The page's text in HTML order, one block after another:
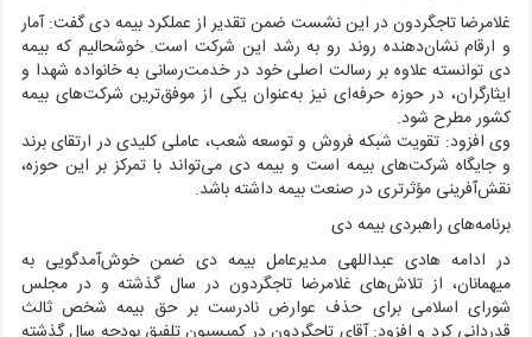
غلامرضا تاجگردون در این نشست ضمن تقدیر از عملکرد بیمه دی گفت: آمار
و ارقام نشان‌دهنده روند رو به رشد این شرکت است. خوشحالیم که بیمه
دی توانسته علاوه بر رسالت اصلی خود در خدمت‌رسانی به خانواده شهدا و
ایثارگران، در حوزه حرفه‌ای نیز به‌عنوان یکی از موفق‌ترین شرکت‌های بیمه
کشور مطرح شود.
وی افزود: تقویت شبکه فروش و توسعه شعب، عاملی کلیدی در ارتقای برند
و جایگاه شرکت‌های بیمه است و بیمه دی می‌تواند با تمرکز بر این حوزه،
نقش‌آفرینی مؤثرتری در صنعت بیمه داشته باشد.
برنامه‌های راهبردی بیمه دی
در ادامه هادی عبداللهی مدیرعامل بیمه دی ضمن خوش‌آمدگویی به
میهمانان، از تلاش‌های غلامرضا تاجگردون در سال گذشته و در مجلس
شورای اسلامی برای حذف عوارض نادرست بر حق بیمه شخص ثالث